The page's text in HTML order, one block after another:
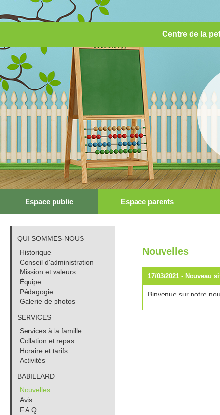
Centre de la
Espace public Espace parents
QUI SOMMES-NOUS
Historique
Conseil d'administration
Mission et valeurs
Équipe
Pédagogie
Galerie de photos
SERVICES
Services à la famille
Collation et repas
Horaire et tarifs
Activités
BABILLARD
Nouvelles
Avis
F.A.Q.
Nouvelles
17/03/2021 - Nouveau
Binvenue sur notre